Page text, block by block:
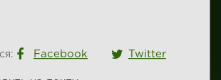
Facebook Twitter